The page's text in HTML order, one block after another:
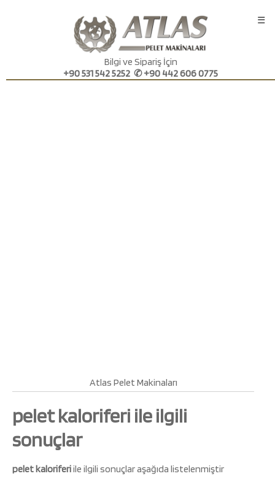
☰
Bilgi ve Sipariş İçin
+90 531 542 5252 ✆ +90 442 606 0775
Atlas Pelet Makinaları
pelet kaloriferi ile ilgili
sonuçlar
pelet kaloriferiile ilgili sonuçlar aşağıda listelenmiştir